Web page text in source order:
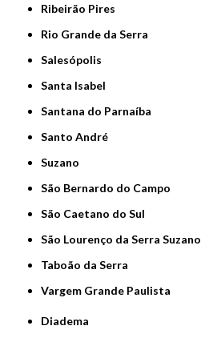
Ribeirão Pires
Rio Grande da Serra
Salesópolis
Santa Isabel
Santana do Parnaíba
Santo André
Suzano
São Bernardo do Campo
São Caetano do Sul
São Lourenço da Serra Suzano
Taboão da Serra
Vargem Grande Paulista
Diadema